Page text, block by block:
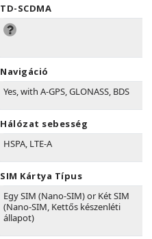
TD-SCDMA
Navigáció
Yes, with A-GPS, GLONASS, BDS
Hálózat sebesség
HSPA, LTE-A
SIM Kártya Típus
Egy SIM (Nano-SIM) or Két SIM
(Nano-SIM, Kettős készenléti
állapot)